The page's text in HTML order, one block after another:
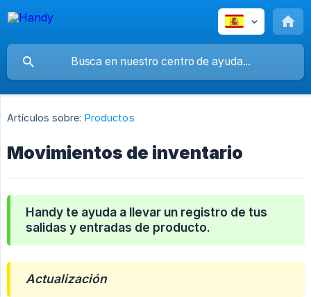
Artículos sobre: Productos
Movimientos de inventario
Handy te ayuda a llevar un registro de tus
salidas y entradas de producto.
Actualización